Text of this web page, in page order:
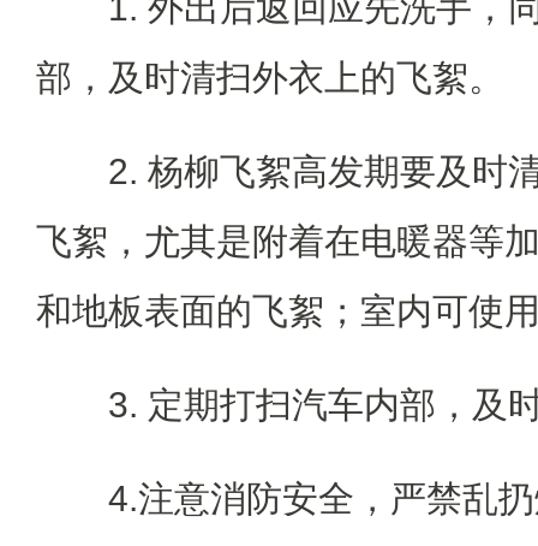
部，及时清扫外衣上的飞絮。
2. 杨柳飞絮高发期要及时
飞絮，尤其是附着在电暖器等
和地板表面的飞絮；室内可使
3. 定期打扫汽车内部，及
4.注意消防安全，严禁乱